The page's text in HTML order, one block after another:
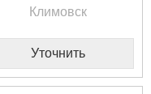
Климовск
Уточнить